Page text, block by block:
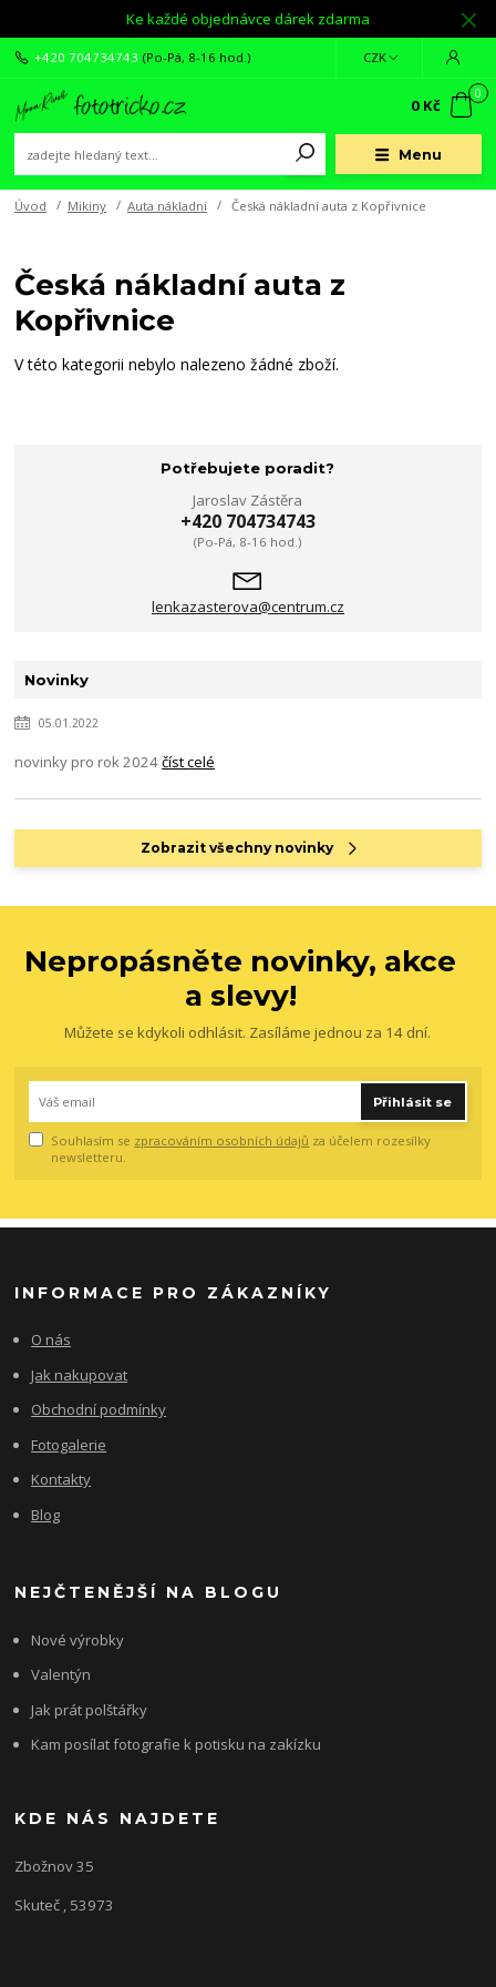
Ke každé objednávce dárek zdarma
Menu
CZK
+420 704734743 (Po-Pá, 8-16 hod.)
0
0 Kč
Úvod Mikiny Auta nákladní Česká nákladní auta z Kopřivnice
Česká nákladní auta z
Kopřivnice
V této kategorii nebylo nalezeno žádné zboží.
Potřebujete poradit?
Jaroslav Zástěra
+420 704734743
(Po-Pá, 8-16 hod.)
lenkazasterova@centrum.cz
Novinky
05.01.2022
novinky pro rok 2024číst celé
Zobrazit všechny novinky
Nepropásněte novinky, akce
a slevy!
Můžete se kdykoli odhlásit. Zasíláme jednou za 14 dní.
Přihlásit se
Souhlasím se zpracováním osobních údajů za účelem rozesílky
newsletteru.
INFORMACE PRO ZÁKAZNÍKY
O nás
Jak nakupovat
Obchodní podmínky
Fotogalerie
Kontakty
Blog
NEJČTENĚJŠÍ NA BLOGU
Nové výrobky
Valentýn
Jak prát polštářky
Kam posílat fotografie k potisku na zakízku
KDE NÁS NAJDETE
Zbožnov 35
Skuteč , 53973